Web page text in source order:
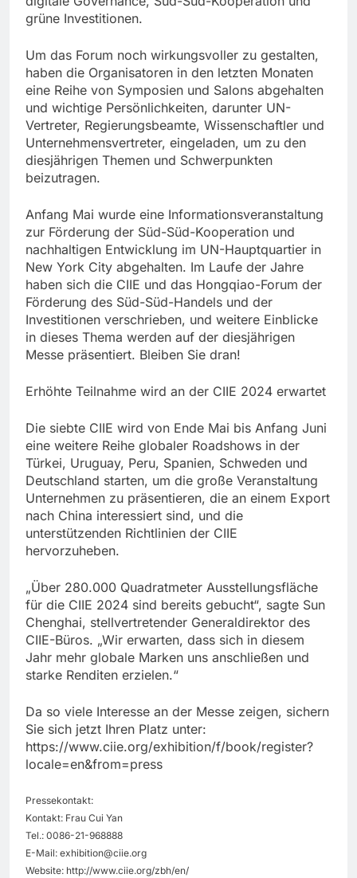
grüne Investitionen.
Um das Forum noch wirkungsvoller zu gestalten,
haben die Organisatoren in den letzten Monaten
eine Reihe von Symposien und Salons abgehalten
und wichtige Persönlichkeiten, darunter UN-
Vertreter, Regierungsbeamte, Wissenschaftler und
Unternehmensvertreter, eingeladen, um zu den
diesjährigen Themen und Schwerpunkten
beizutragen.
Anfang Mai wurde eine Informationsveranstaltung
zur Förderung der Süd-Süd-Kooperation und
nachhaltigen Entwicklung im UN-Hauptquartier in
New York City abgehalten. Im Laufe der Jahre
haben sich die CIIE und das Hongqiao-Forum der
Förderung des Süd-Süd-Handels und der
Investitionen verschrieben, und weitere Einblicke
in dieses Thema werden auf der diesjährigen
Messe präsentiert. Bleiben Sie dran!
Erhöhte Teilnahme wird an der CIIE 2024 erwartet
Die siebte CIIE wird von Ende Mai bis Anfang Juni
eine weitere Reihe globaler Roadshows in der
Türkei, Uruguay, Peru, Spanien, Schweden und
Deutschland starten, um die große Veranstaltung
Unternehmen zu präsentieren, die an einem Export
nach China interessiert sind, und die
unterstützenden Richtlinien der CIIE
hervorzuheben.
„Über 280.000 Quadratmeter Ausstellungsfläche
für die CIIE 2024 sind bereits gebucht“, sagte Sun
Chenghai, stellvertretender Generaldirektor des
CIIE-Büros. „Wir erwarten, dass sich in diesem
Jahr mehr globale Marken uns anschließen und
starke Renditen erzielen.“
Da so viele Interesse an der Messe zeigen, sichern
Sie sich jetzt Ihren Platz unter:
https://www.ciie.org/exhibition/f/book/register?
locale=en&from=press
Pressekontakt:
Kontakt: Frau Cui Yan
Tel.: 0086-21-968888
E-Mail: exhibition@ciie.org
Website: http://www.ciie.org/zbh/en/